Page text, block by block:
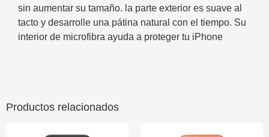
sin aumentar su tamaño. la parte exterior es suave al
tacto y desarrolle una pátina natural con el tiempo. Su
interior de microfibra ayuda a proteger tu iPhone
Productos relacionados